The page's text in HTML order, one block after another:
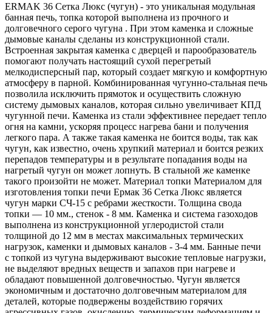
ERMAK 36 Сетка Люкс (чугун) - это уникальная модульная
банная печь, топка которой выполнена из прочного и
долговечного серого чугуна . При этом каменка и сложные
дымовые каналы сделаны из конструкционной стали.
Встроенная закрытая каменка с дверцей и парообразователь
помогают получать настоящий сухой перегретый
мелкодисперсный пар, который создает мягкую и комфортную
атмосферу в парной. Комбинированная чугунно-стальная печь
позволила исключить прямоток и осуществить сложную
систему дымовых каналов, которая сильно увеличивает КПД
чугунной печи. Каменка из стали эффективнее передает тепло
огня на камни, ускоряя процесс нагрева бани и получения
легкого пара. А также такая каменка не боится воды, так как
чугун, как известно, очень хрупкий материал и боится резких
перепадов температуры и в результате попадания воды на
нагретый чугун он может лопнуть. В стальной же каменке
такого произойти не может. Материал топки Материалом для
изготовления топки печи Ермак 36 Сетка Люкс является
чугун марки СЧ-15 с ребрами жесткости. Толщина свода
топки — 10 мм., стенок - 8 мм. Каменка и система газоходов
выполнена из конструкционной углеродистой стали
толщиной до 12 мм в местах максимальных термических
нагрузок, каменки и дымовых каналов - 3-4 мм. Банные печи
с топкой из чугуна выдерживают высокие тепловые нагрузки,
не выделяют вредных веществ и запахов при нагреве и
обладают повышенной долговечностью. Чугун является
экономичным и достаточно долговечным материалом для
деталей, которые подвержены воздействию горячих